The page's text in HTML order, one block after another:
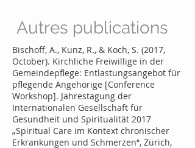
Autres publications
Bischoff, A., Kunz, R., & Koch, S. (2017,
October). Kirchliche Freiwillige in der
Gemeindepflege: Entlastungsangebot für
pflegende Angehörige [Conference
Workshop]. Jahrestagung der
Internationalen Gesellschaft für
Gesundheit und Spiritualität 2017
„Spiritual Care im Kontext chronischer
Erkrankungen und Schmerzen“, Zürich,